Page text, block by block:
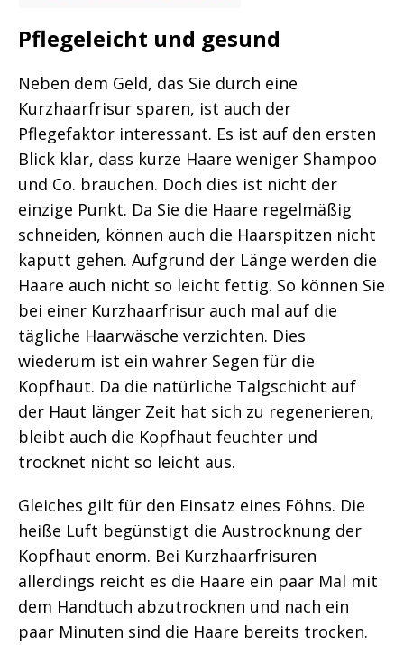
Pflegeleicht und gesund
Neben dem Geld, das Sie durch eine
Kurzhaarfrisur sparen, ist auch der
Pflegefaktor interessant. Es ist auf den ersten
Blick klar, dass kurze Haare weniger Shampoo
und Co. brauchen. Doch dies ist nicht der
einzige Punkt. Da Sie die Haare regelmäßig
schneiden, können auch die Haarspitzen nicht
kaputt gehen. Aufgrund der Länge werden die
Haare auch nicht so leicht fettig. So können Sie
bei einer Kurzhaarfrisur auch mal auf die
tägliche Haarwäsche verzichten. Dies
wiederum ist ein wahrer Segen für die
Kopfhaut. Da die natürliche Talgschicht auf
der Haut länger Zeit hat sich zu regenerieren,
bleibt auch die Kopfhaut feuchter und
trocknet nicht so leicht aus.
Gleiches gilt für den Einsatz eines Föhns. Die
heiße Luft begünstigt die Austrocknung der
Kopfhaut enorm. Bei Kurzhaarfrisuren
allerdings reicht es die Haare ein paar Mal mit
dem Handtuch abzutrocknen und nach ein
paar Minuten sind die Haare bereits trocken.